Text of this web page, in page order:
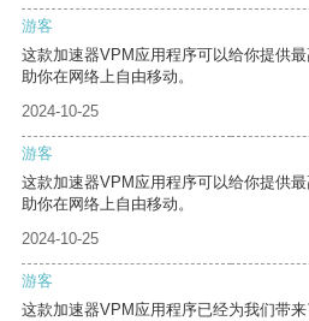
游客
这款加速器VPM应用程序可以给你提供
助你在网络上自由移动。
2024-10-25
游客
这款加速器VPM应用程序可以给你提供
助你在网络上自由移动。
2024-10-25
游客
这款加速器VPM应用程序已经为我们带